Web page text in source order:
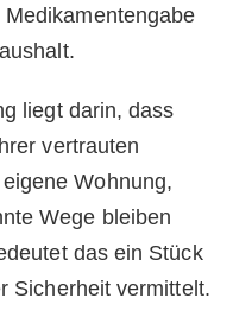
liegt darin, dass
vertrauten
Wohnung,
Wege bleiben
das ein Stück
Sicherheit vermittelt.